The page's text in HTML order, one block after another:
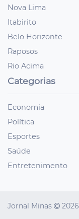
Nova Lima
Itabirito
Belo Horizonte
Raposos
Rio Acima
Categorias
Economia
Política
Esportes
Saúde
Entretenimento
Jornal Minas 2026